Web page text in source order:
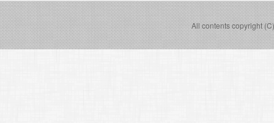
All contents copyright